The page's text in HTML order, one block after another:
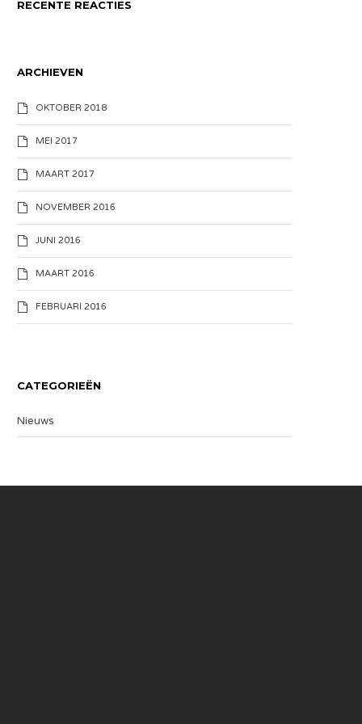
RECENTE REACTIES
ARCHIEVEN
OKTOBER 2018
MEI 2017
MAART 2017
NOVEMBER 2016
JUNI 2016
MAART 2016
FEBRUARI 2016
CATEGORIEËN
Nieuws